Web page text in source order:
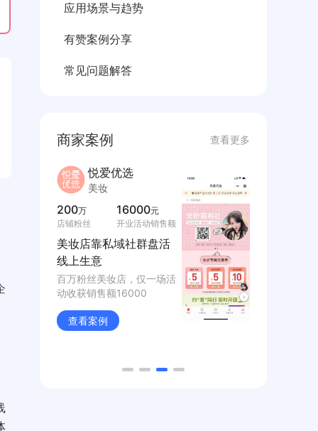
应用场景与趋势
有赞案例分享
常见问题解答
商家案例 查看更多
艾扬格life瑜伽旗
舰店
运动户外
50万次
课程学习
6000+
会员数
疫情期间实现业绩逆增
长！
艾扬格从风暴里拓宽新视
野，抓住云瑜伽授课形式，
完成了平稳过渡